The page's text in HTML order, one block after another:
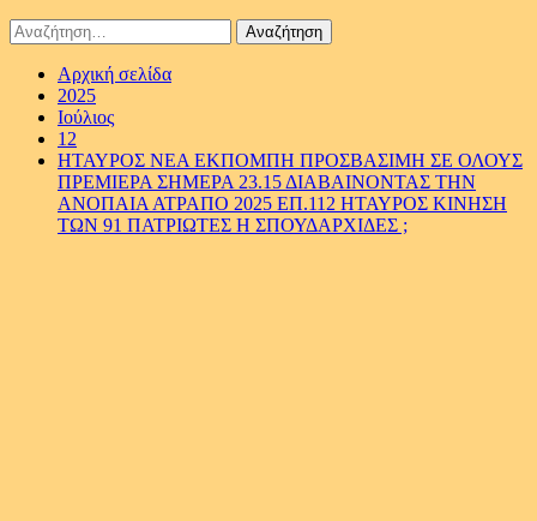
Αναζήτηση
για:
Αρχική σελίδα
2025
Ιούλιος
12
ΗΤΑΥΡΟΣ ΝΕΑ ΕΚΠΟΜΠΗ ΠΡΟΣΒΑΣΙΜΗ ΣΕ ΟΛΟΥΣ
ΠΡΕΜΙΕΡΑ ΣΗΜΕΡΑ 23.15 ΔΙΑΒΑΙΝΟΝΤΑΣ ΤΗΝ
ΑΝΟΠΑΙΑ ΑΤΡΑΠΟ 2025 ΕΠ.112 ΗΤΑΥΡΟΣ ΚΙΝΗΣΗ
ΤΩΝ 91 ΠΑΤΡΙΩΤΕΣ Η ΣΠΟΥΔΑΡΧΙΔΕΣ ;